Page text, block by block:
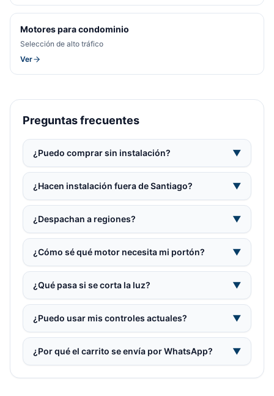
Motores para condominio
Selección de alto tráfico
Ver
Preguntas frecuentes
¿Puedo comprar sin instalación? ▼
¿Hacen instalación fuera de Santiago? ▼
¿Despachan a regiones? ▼
¿Cómo sé qué motor necesita mi portón? ▼
¿Qué pasa si se corta la luz? ▼
¿Puedo usar mis controles actuales? ▼
¿Por qué el carrito se envía por WhatsApp? ▼